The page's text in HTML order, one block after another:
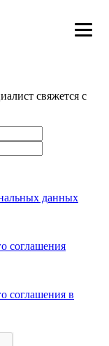
свяжется с
данных
соглашения
соглашения в